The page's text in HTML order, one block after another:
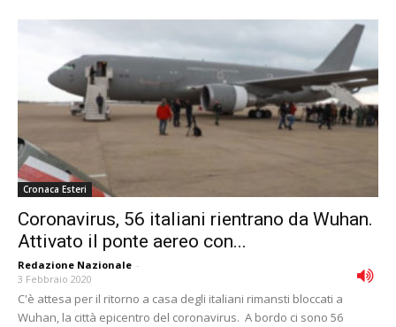
Cronaca Esteri
Coronavirus, 56 italiani rientrano da Wuhan.
Attivato il ponte aereo con...
Redazione Nazionale -
3 Febbraio 2020
C'è attesa per il ritorno a casa degli italiani rimansti bloccati a
Wuhan, la città epicentro del coronavirus. A bordo ci sono 56